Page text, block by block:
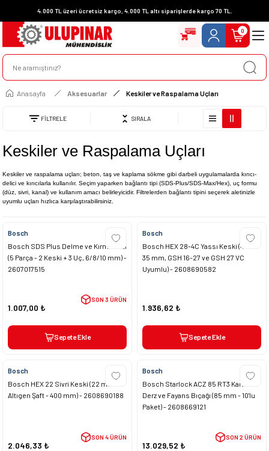
4.000 TL üzeri ücretsiz kargo, 4.000 TL altı siparişlerde kargo 70 TL.
0
Anasayfa Aksesuarlar Keskiler ve Raspalama Uçları
FİLTRELE SIRALA
Keskiler ve Raspalama Uçları
Keskiler ve raspalama uçları; beton, taş ve kaplama sökme gibi darbeli uygulamalarda kırıcı-
delici ve kırıcılarla kullanılır. Seçim yaparken bağlantı tipi (SDS-Plus/SDS-Max/Hex), uç formu
(düz, sivri, kanal) ve kullanım amacı belirleyicidir. Filtrelerden bağlantı tipini seçerek aletinizle
uyumlu uçları hızlıca karşılaştırabilirsiniz.
Bosch
Bosch SDS Plus Delme ve Kırma Seti
(5 Parça - 2 Keski + 3 Uç, 6/8/10 mm) -
2607017515
1.007,00 ₺
SON 3 ÜRÜN
Sepete Ekle
Bosch
Bosch HEX 28-4C Yassı Keski (400 x
35 mm, GSH 16-27 ve GSH 27 VC
Uyumlu) - 2608690582
1.936,62 ₺
Sepete Ekle
Bosch
Bosch HEX 22 Sivri Keski (22 mm
Altıgen Şaft - 400 mm) - 2608690188
2.046,33 ₺
SON 4 ÜRÜN
Bosch
Bosch Starlock ACZ 85 RT3 Karbür
Derz ve Fayans Bıçağı (85 mm - 10'lu
Paket) - 2608669121
13.029,52 ₺
SON 2 ÜRÜN